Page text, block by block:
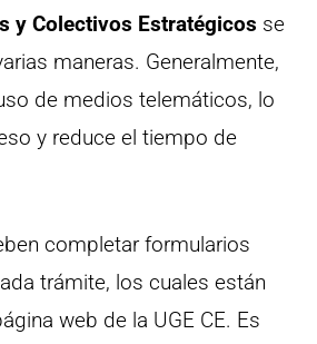
y Colectivos Estratégicos se
maneras. Generalmente,
de medios telemáticos, lo
y reduce el tiempo de
completar formularios
trámite, los cuales están
web de la UGE CE. Es